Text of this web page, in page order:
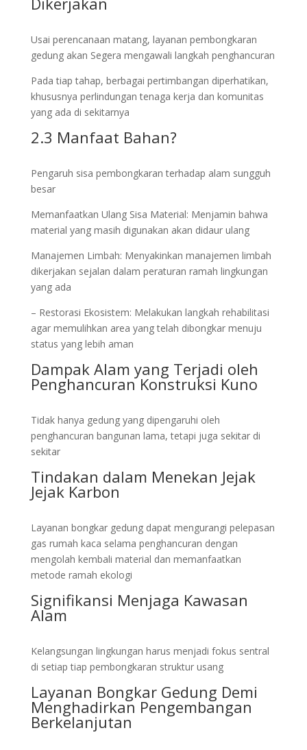
Usai perencanaan matang, layanan pembongkaran
gedung akan Segera mengawali langkah penghancuran
Pada tiap tahap, berbagai pertimbangan diperhatikan,
khususnya perlindungan tenaga kerja dan komunitas
yang ada di sekitarnya
2.3 Manfaat Bahan?
Pengaruh sisa pembongkaran terhadap alam sungguh
besar
Memanfaatkan Ulang Sisa Material: Menjamin bahwa
material yang masih digunakan akan didaur ulang
Manajemen Limbah: Menyakinkan manajemen limbah
dikerjakan sejalan dalam peraturan ramah lingkungan
yang ada
– Restorasi Ekosistem: Melakukan langkah rehabilitasi
agar memulihkan area yang telah dibongkar menuju
status yang lebih aman
Dampak Alam yang Terjadi oleh
Penghancuran Konstruksi Kuno
Tidak hanya gedung yang dipengaruhi oleh
penghancuran bangunan lama, tetapi juga sekitar di
sekitar
Tindakan dalam Menekan Jejak
Jejak Karbon
Layanan bongkar gedung dapat mengurangi pelepasan
gas rumah kaca selama penghancuran dengan
mengolah kembali material dan memanfaatkan
metode ramah ekologi
Signifikansi Menjaga Kawasan
Alam
Kelangsungan lingkungan harus menjadi fokus sentral
di setiap tiap pembongkaran struktur usang
Layanan Bongkar Gedung Demi
Menghadirkan Pengembangan
Berkelanjutan